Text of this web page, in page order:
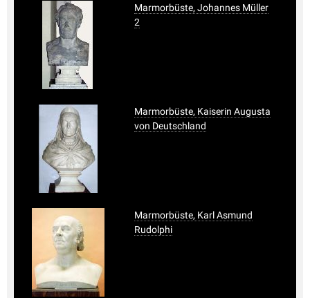
Marmorbüste, Johannes Müller
2
Marmorbüste, Kaiserin Augusta
von Deutschland
Marmorbüste, Karl Asmund
Rudolphi